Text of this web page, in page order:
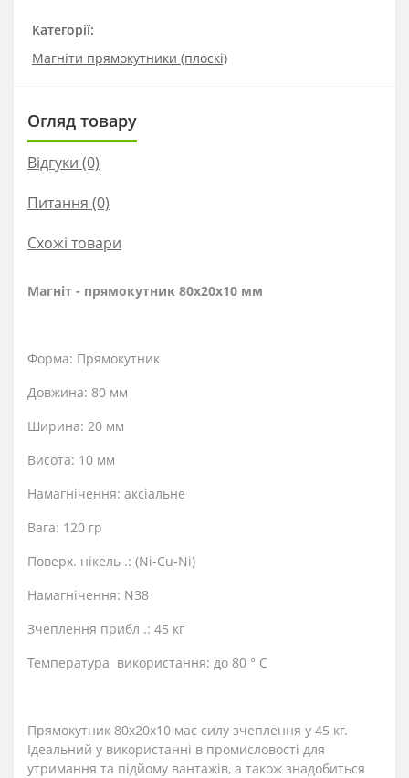
Категорії:
Магніти прямокутники (плоскі)
Огляд товару
Відгуки (0)
Питання (0)
Схожі товари
Магніт - прямокутник 80x20x10 мм
Форма: Прямокутник
Довжина: 80 мм
Ширина: 20 мм
Висота: 10 мм
Намагнічення: аксіальне
Вага: 120 гр
Поверх. нікель .: (Ni-Cu-Ni)
Намагнічення: N38
Зчеплення прибл .: 45 кг
Температура використання: до 80 ° C
Прямокутник 80х20х10 має силу зчеплення у 45 кг.
Ідеальний у використанні в промисловості для
утримання та підйому вантажів, а також знадобиться